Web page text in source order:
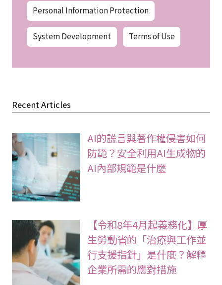
Personal Information Protection
System Development Terms of Use
Recent Articles
AI的謊言與著作權侵害如何
防範？安全利用AI生成物的
AI內部規範是什麼
【令和8年4月起義務化】厚
生勞動省的「治療與工作並
行支援指針」是什麼？解釋
企業所需的應對措施